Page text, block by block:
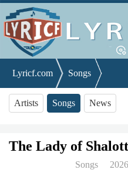
Lyricf.com Songs
The Lady of Shalott [French
Artists Songs News
The Lady of
Songs